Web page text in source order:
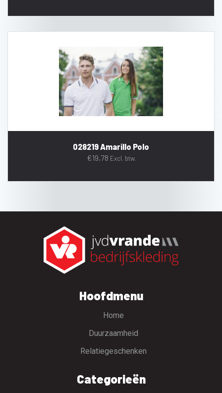
028219 Amarillo Polo
€19,78 Excl. btw.
Hoofdmenu
Home
Duurzaamheid
Relatiegeschenken
Categorieën